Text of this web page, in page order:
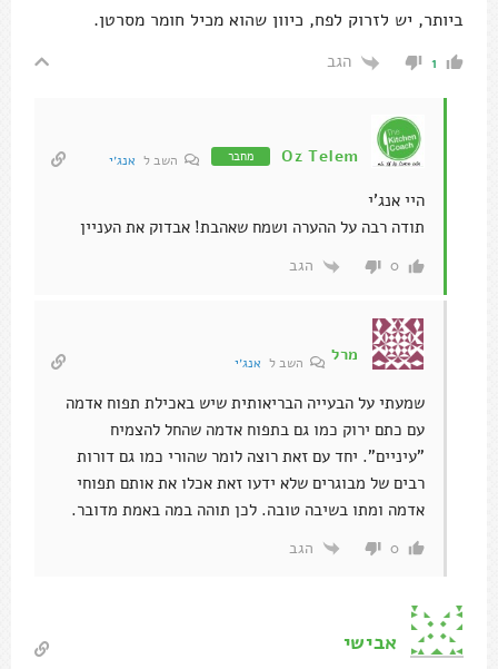
ביותר, יש לזרוק לפח, כיוון שהוא מכיל חומר מסרטן.
1 הגב
Oz Telem מחבר השב ל אנג׳י
היי אנג'י
תודה רבה על ההערה ושמח שאהבת! אבדוק את העניין
0 הגב
מרל השב ל אנג׳י
שמעתי על הבעייה הבריאותית שיש באכילת תפוח אדמה
עם כתם ירוק כמו גם בתפוח אדמה שהחל להצמיח
"עיניים". יחד עם זאת רוצה לומר שהורי כמו גם דורות
רבים של מבוגרים שלא ידעו זאת אכלו את אותם תפוחי
אדמה ומתו בשיבה טובה. לכן תוהה במה באמת מדובר.
0 הגב
אבישי